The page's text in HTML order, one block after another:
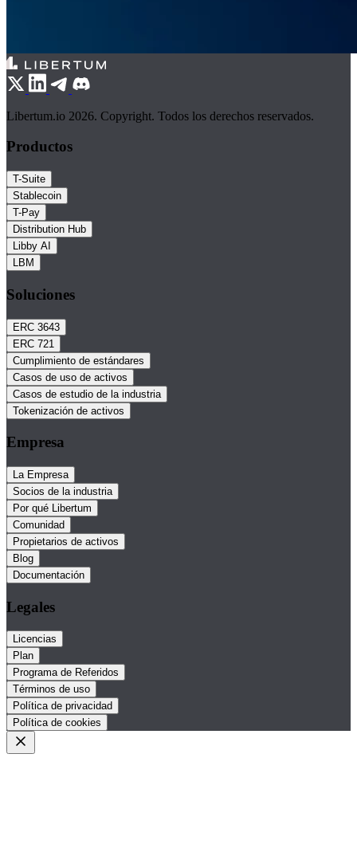
Libertum.io 2026. Copyright. Todos los derechos reservados.
Productos
T-Suite
Stablecoin
T-Pay
Distribution Hub
Libby AI
LBM
Soluciones
ERC 3643
ERC 721
Cumplimiento de estándares
Casos de uso de activos
Casos de estudio de la industria
Tokenización de activos
Empresa
La Empresa
Socios de la industria
Por qué Libertum
Comunidad
Propietarios de activos
Blog
Documentación
Legales
Licencias
Plan
Programa de Referidos
Términos de uso
Política de privacidad
Política de cookies